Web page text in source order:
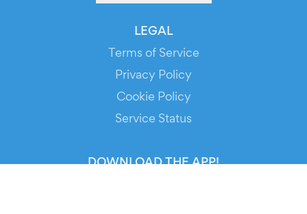
LEGAL
Terms of Service
Privacy Policy
Cookie Policy
Service Status
DOWNLOAD THE APP!